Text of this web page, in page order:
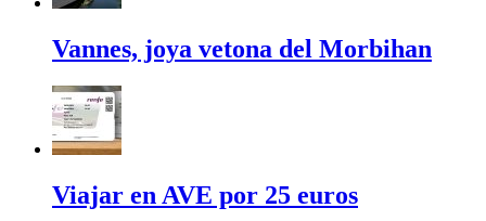
Vannes, joya vetona del Morbihan
Viajar en AVE por 25 euros